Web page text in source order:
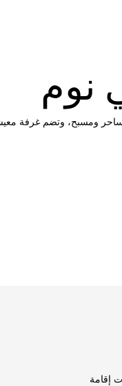
نوم
فائق الخصوصية، حيث تمتد على مساحة 688 متراً
إقامة